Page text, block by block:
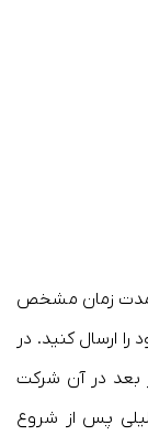
مدت زمان مشخص
ارسال کنید. در
بعد در آن شرکت
پس از شروع